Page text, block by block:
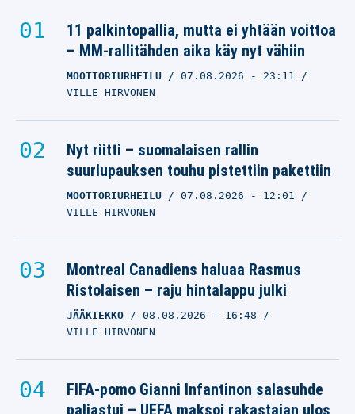
11 palkintopallia, mutta ei yhtään voittoa
– MM-rallitähden aika käy nyt vähiin
MOOTTORIURHEILU 07.08.2026 - 23:11
VILLE HIRVONEN
Nyt riitti – suomalaisen rallin
suurlupauksen touhu pistettiin pakettiin
MOOTTORIURHEILU 07.08.2026 - 12:01
VILLE HIRVONEN
Montreal Canadiens haluaa Rasmus
Ristolaisen – raju hintalappu julki
JÄÄKIEKKO 08.08.2026 - 16:48
VILLE HIRVONEN
FIFA-pomo Gianni Infantinon salasuhde
paljastui – UEFA maksoi rakastajan ulos